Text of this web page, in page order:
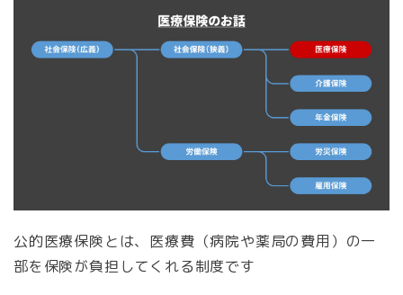
公的医療保険とは、医療費（病院や薬局の費用）の一
部を保険が負担してくれる制度です